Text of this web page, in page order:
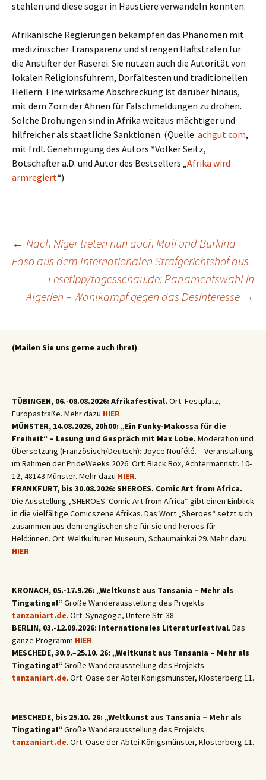
stehlen und diese sogar in Haustiere verwandeln konnten.
Afrikanische Regierungen bekämpfen das Phänomen mit
medizinischer Transparenz und strengen Haftstrafen für
die Anstifter der Raserei. Sie nutzen auch die Autorität von
lokalen Religionsführern, Dorfältesten und traditionellen
Heilern. Eine wirksame Abschreckung ist darüber hinaus,
mit dem Zorn der Ahnen für Falschmeldungen zu drohen.
Solche Drohungen sind in Afrika weitaus mächtiger und
hilfreicher als staatliche Sanktionen. (Quelle: achgut.com,
mit frdl. Genehmigung des Autors *Volker Seitz,
Botschafter a.D. und Autor des Bestsellers „Afrika wird
armregiert“)
Beitragsnavigation
← Nach Niger treten nun auch Mali und Burkina
Faso aus dem Internationalen Strafgerichtshof aus
Lesetipp/tagesschau.de: Parlamentswahl in
Algerien – Wahlkampf gegen das Desinteresse →
(Mailen Sie uns gerne auch Ihre!)
TÜBINGEN, 06.-08.08.2026: Afrikafestival. Ort: Festplatz,
Europastraße. Mehr dazu HIER.
MÜNSTER, 14.08.2026, 20h00: „Ein Funky-Makossa für die
Freiheit“ – Lesung und Gespräch mit Max Lobe. Moderation und
Übersetzung (Französisch/Deutsch): Joyce Noufélé. – Veranstaltung
im Rahmen der PrideWeeks 2026. Ort: Black Box, Achtermannstr. 10-
12, 48143 Münster. Mehr dazu HIER.
FRANKFURT, bis 30.08.2026: SHEROES. Comic Art from Africa.
Die Ausstellung „SHEROES. Comic Art from Africa“ gibt einen Einblick
in die vielfältige Comicszene Afrikas. Das Wort „Sheroes“ setzt sich
zusammen aus dem englischen she für sie und heroes für
Held:innen. Ort: Weltkulturen Museum, Schaumainkai 29. Mehr dazu
HIER.
KRONACH, 05.-17.9.26: „Weltkunst aus Tansania – Mehr als
Tingatinga!“Große Wanderausstellung des Projekts
tanzaniart.de. Ort: Synagoge, Untere Str. 38.
BERLIN, 03.-12.09.2026: Internationales Literaturfestival. Das
ganze Programm HIER.
MESCHEDE, 30.9.–25.10. 26: „Weltkunst aus Tansania – Mehr als
Tingatinga!“Große Wanderausstellung des Projekts
tanzaniart.de. Ort: Oase der Abtei Königsmünster, Klosterberg 11.
MESCHEDE, bis 25.10. 26: „Weltkunst aus Tansania – Mehr als
Tingatinga!“Große Wanderausstellung des Projekts
tanzaniart.de. Ort: Oase der Abtei Königsmünster, Klosterberg 11.